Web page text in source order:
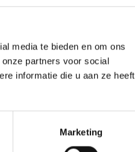
media te bieden en om ons
partners voor social
informatie die u aan ze heeft
Marketing